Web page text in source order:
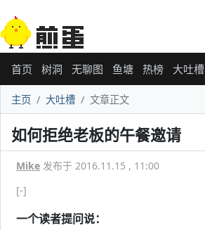
首页 树洞 无聊图 鱼塘 热榜 大吐槽
主页 大吐槽 文章正文
如何拒绝老板的午餐邀请
Mike 发布于 2016.11.15 , 11:00
[-]
一个读者提问说：